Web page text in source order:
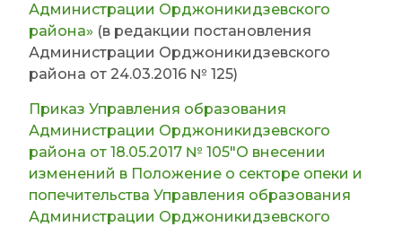
службы
сопровождения
замещающих семей
сектора опеки и
попечительства УО
Михайловна
Администрации Орджоникидзевского
района» (в редакции постановления
Администрации Орджоникидзевского
района от 24.03.2016 № 125)
Приказ Управления образования
Администрации Орджоникидзевского
района от 18.05.2017 № 105″О внесении
изменений в Положение о секторе опеки и
попечительства Управления образования
Администрации Орджоникидзевского